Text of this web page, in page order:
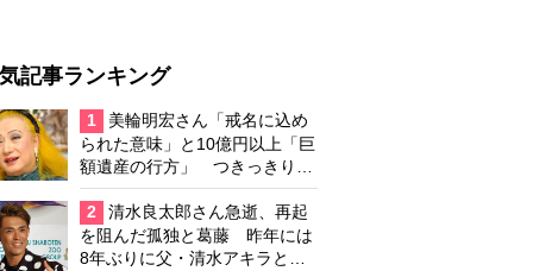
記事ランキング
1
美輪明宏さん「戒名に込め
られた意味」と10億円以上「巨
額遺産の行方」 つきっきりで
私生活をサポートしていた元俳
優が相続か
2
清水良太郎さん急逝、再起
を阻んだ孤独と葛藤 昨年には
8年ぶりに父・清水アキラと共